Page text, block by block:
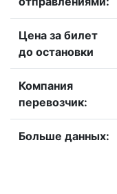
Цена за билет
до остановки
Компания
перевозчик:
Больше данных: